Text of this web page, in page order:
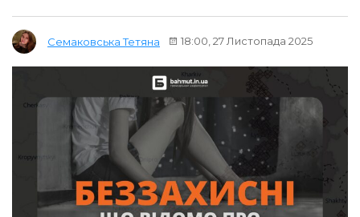
Семаковська Тетяна 18:00, 27 Листопада 2025